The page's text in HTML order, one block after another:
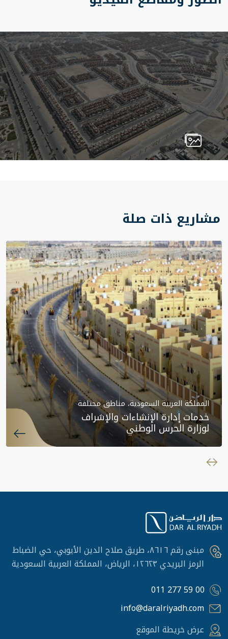
مشاريع ذات صلة
المملكة العربية السعودية، مناطق مختلفة
خدمات إدارة الإنشاءات والإشراف
لوزارة الحرس الوطني
مبنى رقم ٨٦١٦، طريق صلاح الدين الأيوبي، حي الضباط
الرمز البريدي ١٢٦٢٣، الرياض، المملكة العربية السعودية
011 277 59 00
info@daralriyadh.com
عرض خريطة الموقع